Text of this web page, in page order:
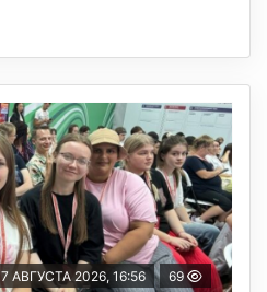
7 АВГУСТА 2026, 16:56 69